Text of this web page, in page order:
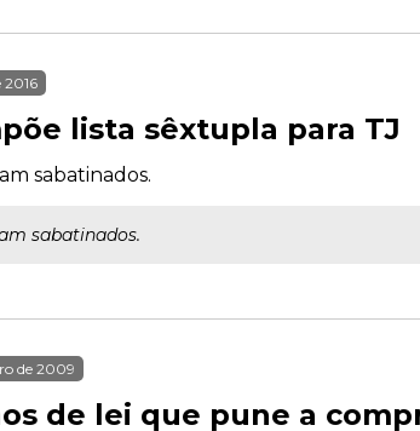
2016
lista sêxtupla para TJ
sabatinados.
sabatinados.
de 2009
de lei que pune a